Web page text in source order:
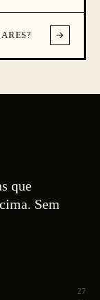
que
Sem
27